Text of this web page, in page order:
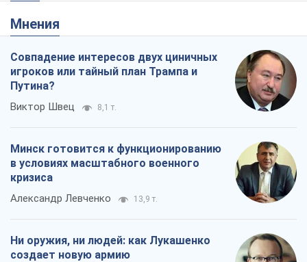
Мнения
Совпадение интересов двух циничных
игроков или тайный план Трампа и
Путина?
Виктор Швец 8,1 т.
Минск готовится к функционированию
в условиях масштабного военного
кризиса
Александр Левченко 13,9 т.
Ни оружия, ни людей: как Лукашенко
создает новую армию